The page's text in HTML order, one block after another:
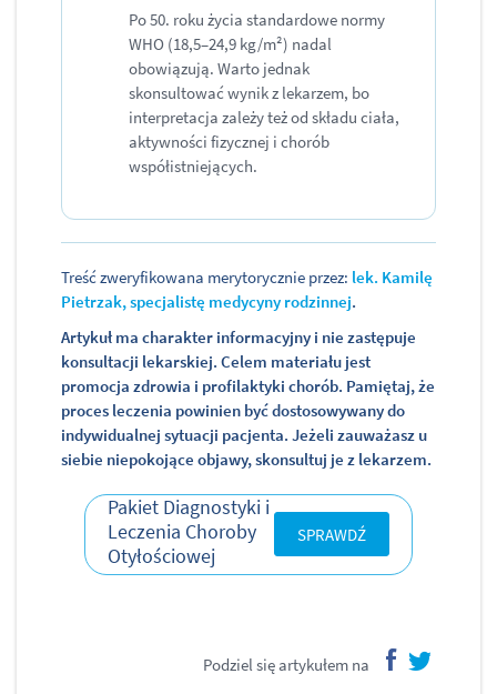
Po 50. roku życia standardowe normy
WHO (18,5–24,9 kg/m²) nadal
obowiązują. Warto jednak
skonsultować wynik z lekarzem, bo
interpretacja zależy też od składu ciała,
aktywności fizycznej i chorób
współistniejących.
Treść zweryfikowana merytorycznie przez: lek. Kamilę
Pietrzak, specjalistę medycyny rodzinnej.
Artykuł ma charakter informacyjny i nie zastępuje
konsultacji lekarskiej. Celem materiału jest
promocja zdrowia i profilaktyki chorób. Pamiętaj, że
proces leczenia powinien być dostosowywany do
indywidualnej sytuacji pacjenta. Jeżeli zauważasz u
siebie niepokojące objawy, skonsultuj je z lekarzem.
Pakiet Diagnostyki i
Leczenia Choroby
Otyłościowej
SPRAWDŹ
Podziel się artykułem na